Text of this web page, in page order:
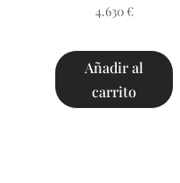
4.630 €
Añadir al
carrito